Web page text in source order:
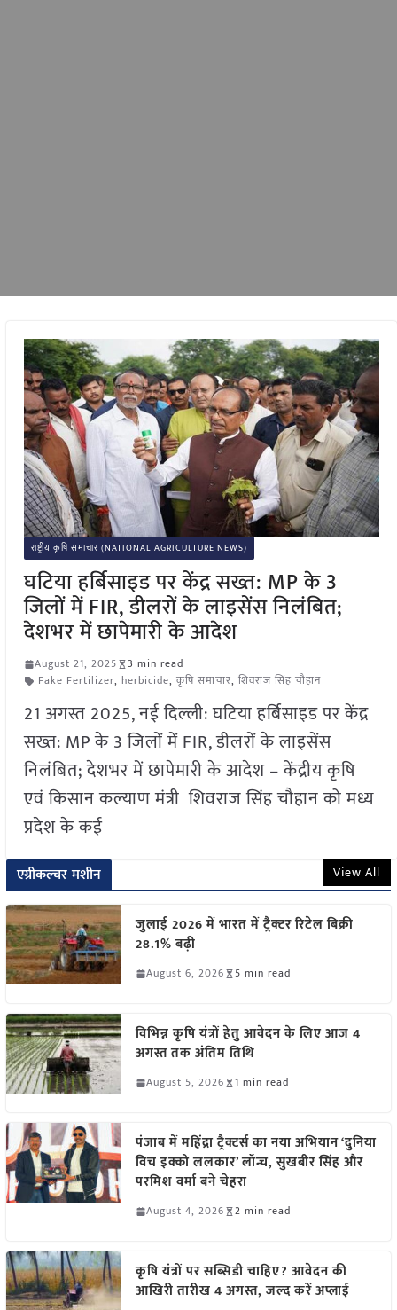
राष्ट्रीय कृषि समाचार (NATIONAL AGRICULTURE NEWS)
घटिया हर्बिसाइड पर केंद्र सख्त: MP के 3
जिलों में FIR, डीलरों के लाइसेंस निलंबित;
देशभर में छापेमारी के आदेश
August 21, 2025
3 min read
Fake Fertilizer, herbicide, कृषि समाचार, शिवराज सिंह चौहान
21 अगस्त 2025, नई दिल्ली: घटिया हर्बिसाइड पर केंद्र
सख्त: MP के 3 जिलों में FIR, डीलरों के लाइसेंस
निलंबित; देशभर में छापेमारी के आदेश – केंद्रीय कृषि
एवं किसान कल्याण मंत्री शिवराज सिंह चौहान को मध्य
प्रदेश के कई
एग्रीकल्चर मशीन View All
जुलाई 2026 में भारत में ट्रैक्टर रिटेल बिक्री
28.1% बढ़ी
August 6, 2026 5 min read
विभिन्न कृषि यंत्रों हेतु आवेदन के लिए आज 4
अगस्त तक अंतिम तिथि
August 5, 2026 1 min read
पंजाब में महिंद्रा ट्रैक्टर्स का नया अभियान ‘दुनिया
विच इक्को ललकार’ लॉन्च, सुखबीर सिंह और
परमिश वर्मा बने चेहरा
August 4, 2026 2 min read
कृषि यंत्रों पर सब्सिडी चाहिए? आवेदन की
आखिरी तारीख 4 अगस्त, जल्द करें अप्लाई